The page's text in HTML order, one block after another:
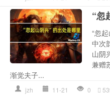
“忽
“忽
中次
山阴
兼赠
渐觉夫子...
jzh 11-21 0